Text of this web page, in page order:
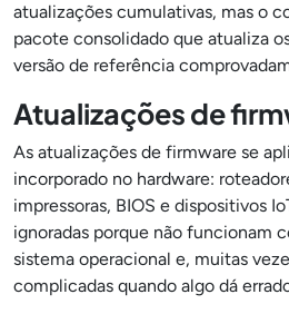
atualizações cumulativas, mas o
pacote consolidado que atualiza
versão de referência
Atualizações de
As atualizações de firmware se
incorporado no hardware:
impressoras, BIOS e dispositivos
ignoradas porque não funcionam
sistema operacional e, muitas
complicadas quando algo dá